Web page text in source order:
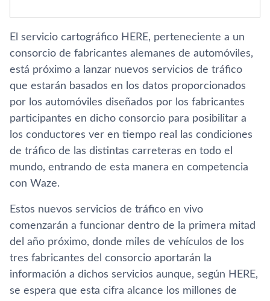
El servicio cartográfico HERE, perteneciente a un
consorcio de fabricantes alemanes de automóviles,
está próximo a lanzar nuevos servicios de tráfico
que estarán basados en los datos proporcionados
por los automóviles diseñados por los fabricantes
participantes en dicho consorcio para posibilitar a
los conductores ver en tiempo real las condiciones
de tráfico de las distintas carreteras en todo el
mundo, entrando de esta manera en competencia
con Waze.
Estos nuevos servicios de tráfico en vivo
comenzarán a funcionar dentro de la primera mitad
del año próximo, donde miles de vehí­culos de los
tres fabricantes del consorcio aportarán la
información a dichos servicios aunque, según HERE,
se espera que esta cifra alcance los millones de